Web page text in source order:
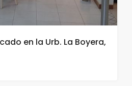
en la Urb. La Boyera,